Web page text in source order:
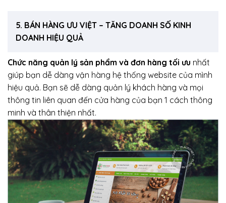
5. BÁN HÀNG ƯU VIỆT – TĂNG DOANH SỐ KINH
DOANH HIỆU QUẢ
Chức năng quản lý sản phẩm và đơn hàng tối ưu nhất
giúp bạn dễ dàng vận hàng hệ thống website của mình
hiệu quả. Bạn sẽ dễ dàng quản lý khách hàng và mọi
thông tin liên quan đến cửa hàng của bạn 1 cách thông
minh và thân thiện nhất.